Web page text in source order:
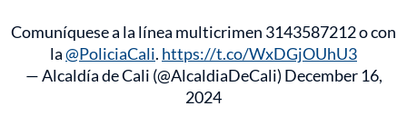
Comuníquese a la línea multicrimen 3143587212 o con
la@PoliciaCali. https://t.co/WxDGjOUhU3
— Alcaldía de Cali (@AlcaldiaDeCali) December 16,
2024